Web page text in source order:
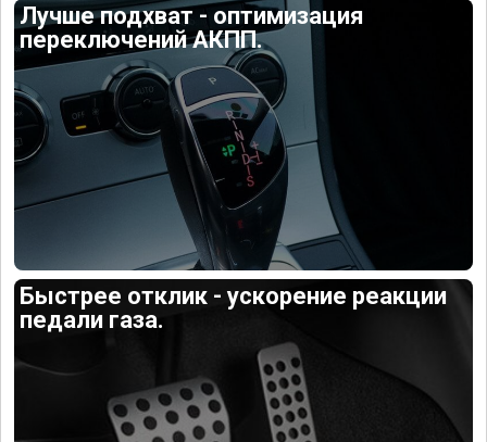
Лучше подхват - оптимизация
переключений АКПП.
Быстрее отклик - ускорение реакции
педали газа.